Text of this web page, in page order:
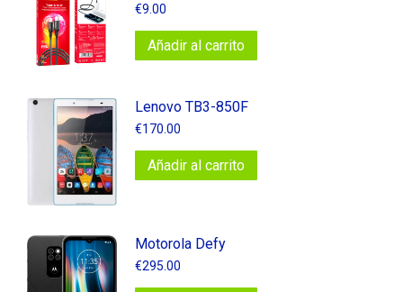
€9.00
Añadir al carrito
Lenovo TB3-850F
€170.00
Añadir al carrito
Motorola Defy
€295.00